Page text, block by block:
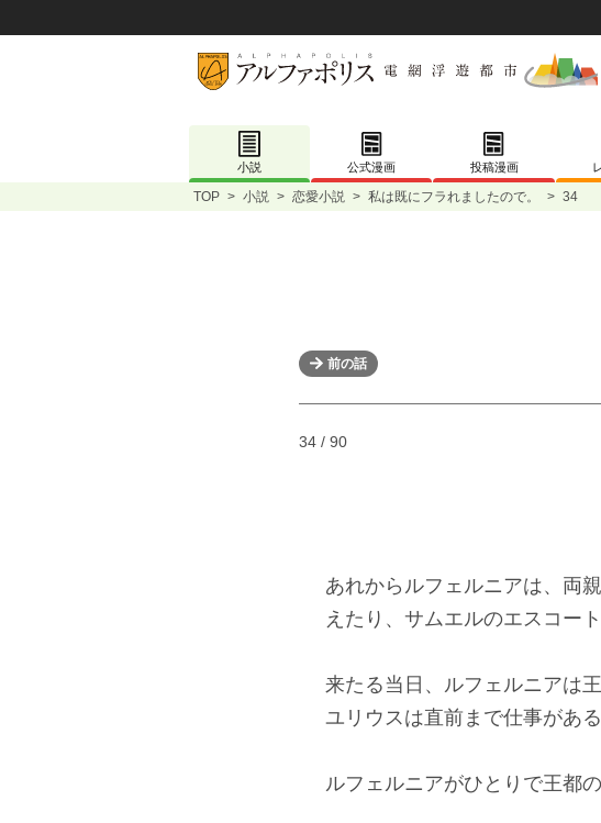
小説 公式漫画 投稿漫画
TOP > 小説 > 恋愛小説 > 私は既にフラれましたので。 > 34
前の話
34 / 90
あれからルフェルニアは、両
えたり、サムエルのエスコー
来たる当日、ルフェルニアは
ユリウスは直前まで仕事があ
ルフェルニアがひとりで王都